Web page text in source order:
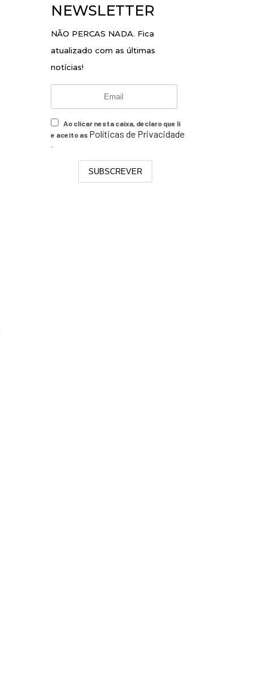
NEWSLETTER
NÃO PERCAS NADA. Fica
atualizado com as últimas
notícias!
Ao clicar nesta caixa, declaro que li
e aceito as Políticas de Privacidade
.
SUBSCREVER